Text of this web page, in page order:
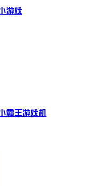
游戏
霸王游戏机